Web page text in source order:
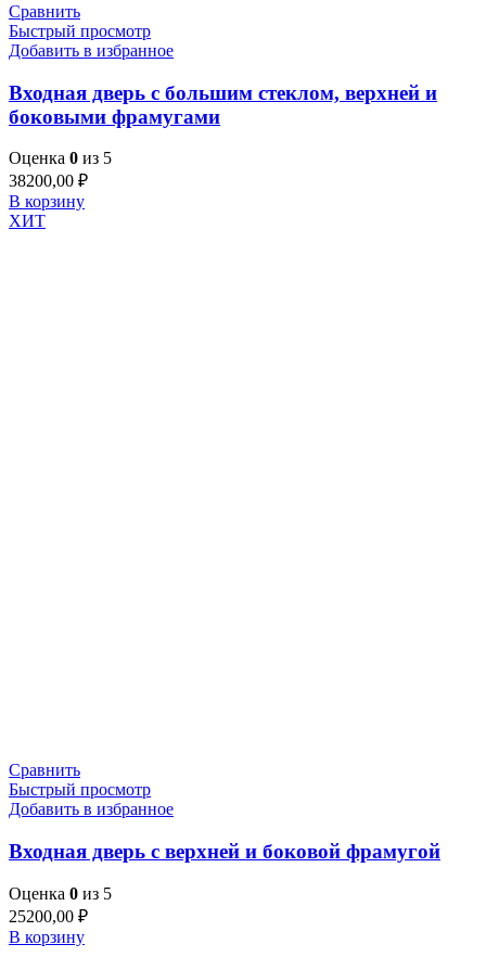
Сравнить
Быстрый просмотр
Добавить в избранное
Входная дверь с большим стеклом, верхней и
боковыми фрамугами
Оценка 0 из 5
38200,00 ₽
В корзину
ХИТ
Сравнить
Быстрый просмотр
Добавить в избранное
Входная дверь с верхней и боковой фрамугой
Оценка 0 из 5
25200,00 ₽
В корзину